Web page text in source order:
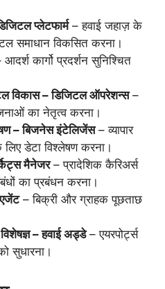
प्लेटफार्म– हवाई जहाज़ के
समाधान विकसित करना।
कार्गो प्रदर्शन सुनिश्चित
विकास – डिजिटल ऑपरेशन्स–
का नेतृत्व करना।
– बिजनेस इंटेलिजेंस– व्यापार
डेटा विश्लेषण करना।
मैनेजर– प्रादेशिक कैरिअर्स
का प्रबंधन करना।
– बिक्री और ग्राहक पूछताछ
– हवाई अड्डे– एयरपोर्ट्स
सुधारना।